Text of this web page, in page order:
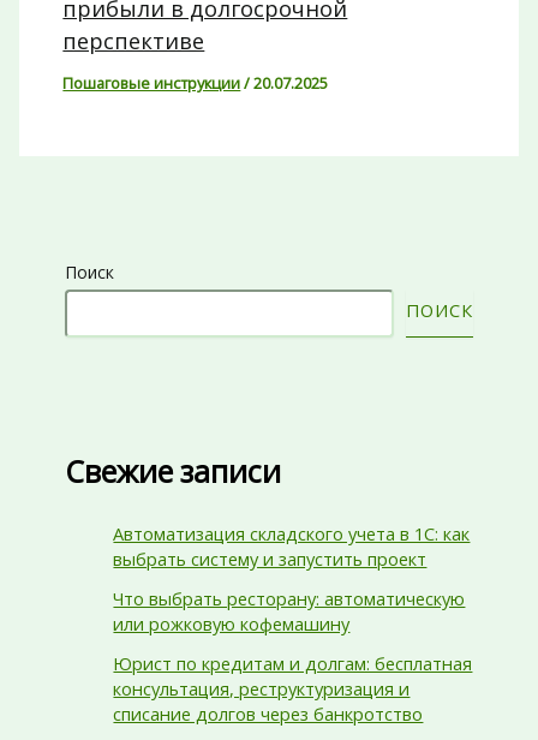
прибыли в долгосрочной
перспективе
Пошаговые инструкции/20.07.2025
Поиск
ПОИСК
Свежие записи
Автоматизация складского учета в 1С: как
выбрать систему и запустить проект
Что выбрать ресторану: автоматическую
или рожковую кофемашину
Юрист по кредитам и долгам: бесплатная
консультация, реструктуризация и
списание долгов через банкротство